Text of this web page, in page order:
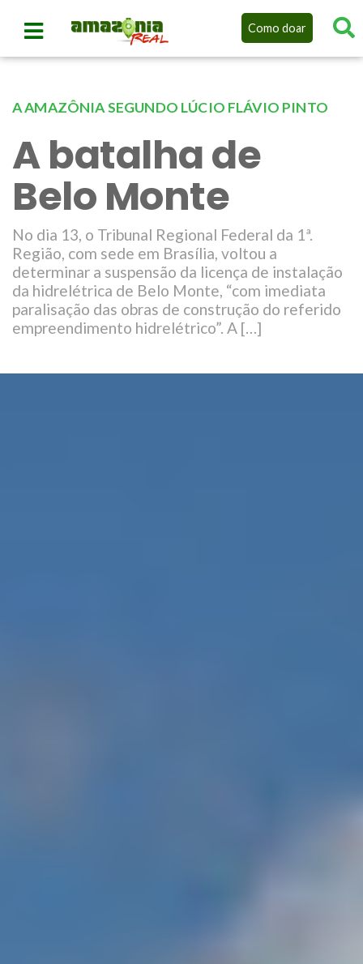
Como doar
A AMAZÔNIA SEGUNDO LÚCIO FLÁVIO PINTO
A batalha de
Belo Monte
No dia 13, o Tribunal Regional Federal da 1ª.
Região, com sede em Brasília, voltou a
determinar a suspensão da licença de instalação
da hidrelétrica de Belo Monte, “com imediata
paralisação das obras de construção do referido
empreendimento hidrelétrico”. A […]